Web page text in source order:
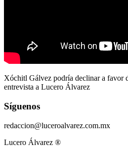
Xóchitl Gálvez podría declinar a favor
entrevista a Lucero Álvarez
Síguenos
redaccion@luceroalvarez.com.mx
Lucero Álvarez ®